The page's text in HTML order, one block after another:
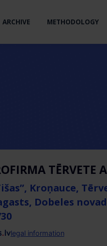
ARCHIVE METHODOLOGY
TĒRVETE
Kroņauce,
Dobeles
legal information